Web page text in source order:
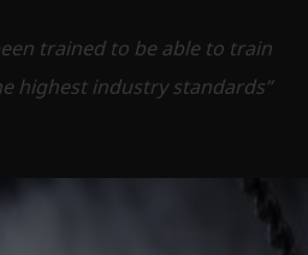
trained to be able to train
highest industry standards”